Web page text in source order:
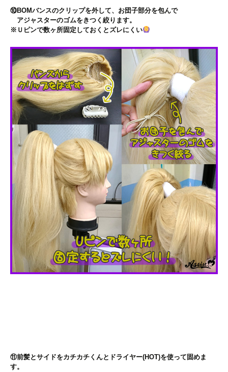
⑩BOMバンスのクリップを外して、お団子部分を包んで
アジャスターのゴムをきつく絞ります。
※Ｕピンで数ヶ所固定しておくとズレにくい
⑪前髪とサイドをカチカチくんとドライヤー(HOT)を使って固めま
す。